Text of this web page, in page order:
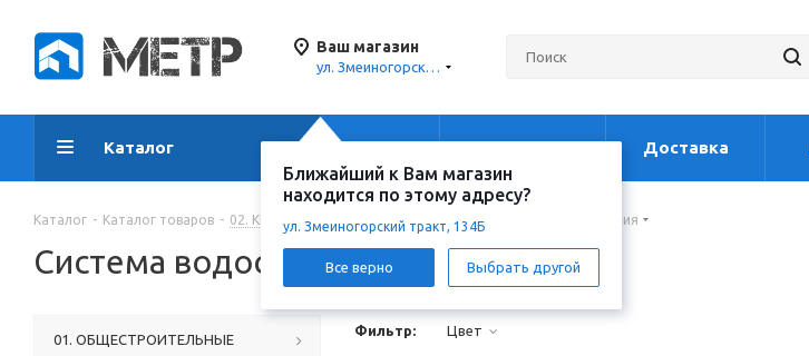
Ваш магазин
ул. Змеиногорский тракт, 134Б
Ближайший к Вам магазин
находится по этому адресу?
ул. Змеиногорский тракт, 134Б
Все верно Выбрать другой
Каталог Акции Услуги Доставка
Каталог - Каталог товаров - 02. КРОВЛЯ, ВОДОСТОК, ФАСАД - Система водоотведения
Система водоотведения
Фильтр: Цвет
01. ОБЩЕСТРОИТЕЛЬНЫЕ